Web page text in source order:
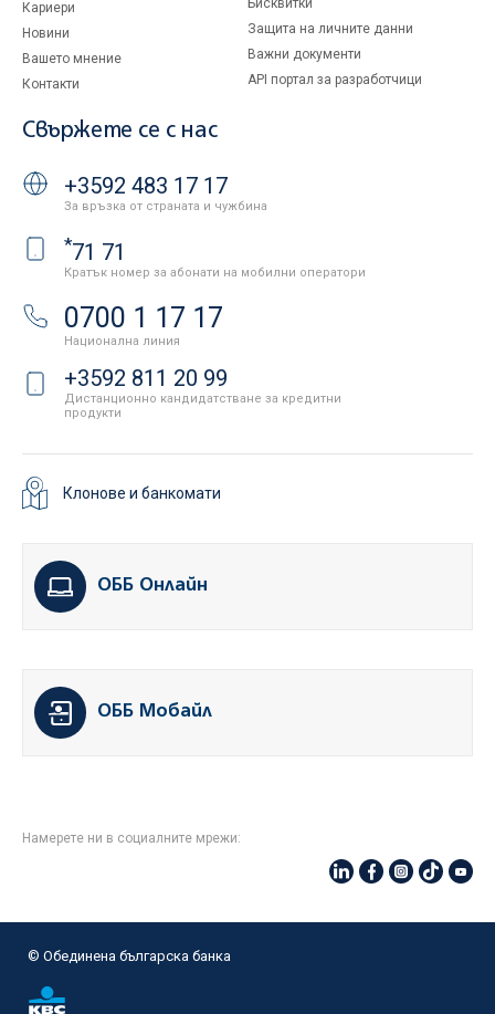
Кариери
Новини
Вашето мнение
Контакти
Бисквитки
Защита на личните данни
Важни документи
API портал за разработчици
Свържете се с нас
+3592 483 17 17
За връзка от страната и чужбина
*71 71
Кратък номер за абонати на мобилни оператори
0700 1 17 17
Национална линия
+3592 811 20 99
Дистанционно кандидатстване за кредитни
продукти
Клонове и банкомати
ОББ Онлайн
ОББ Мобайл
Намерете ни в социалните мрежи:
© Oбединена българска банка